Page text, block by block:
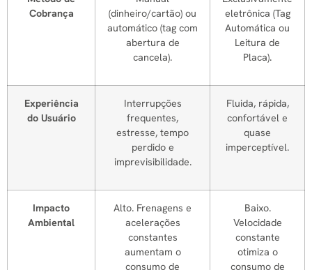
Cobrança
(dinheiro/cartão) ou
automático (tag com
abertura de
cancela).
eletrônica (Tag
Automática ou
Leitura de
Placa).
Experiência
do Usuário
Interrupções
frequentes,
estresse, tempo
perdido e
imprevisibilidade.
Fluida, rápida,
confortável e
quase
imperceptível.
Impacto
Ambiental
Alto. Frenagens e
acelerações
constantes
aumentam o
consumo de
Baixo.
Velocidade
constante
otimiza o
consumo de